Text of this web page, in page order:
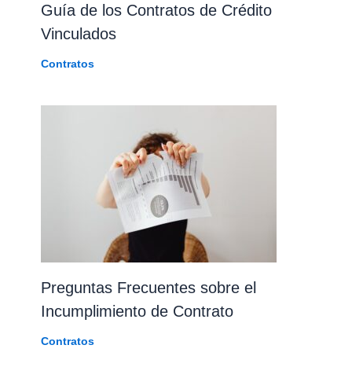
Guía de los Contratos de Crédito
Vinculados
Contratos
Preguntas Frecuentes sobre el
Incumplimiento de Contrato
Contratos